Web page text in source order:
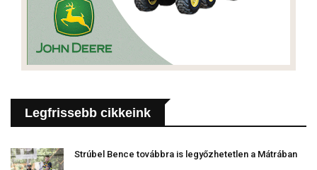
Legfrissebb cikkeink
Strúbel Bence továbbra is legyőzhetetlen a Mátrában